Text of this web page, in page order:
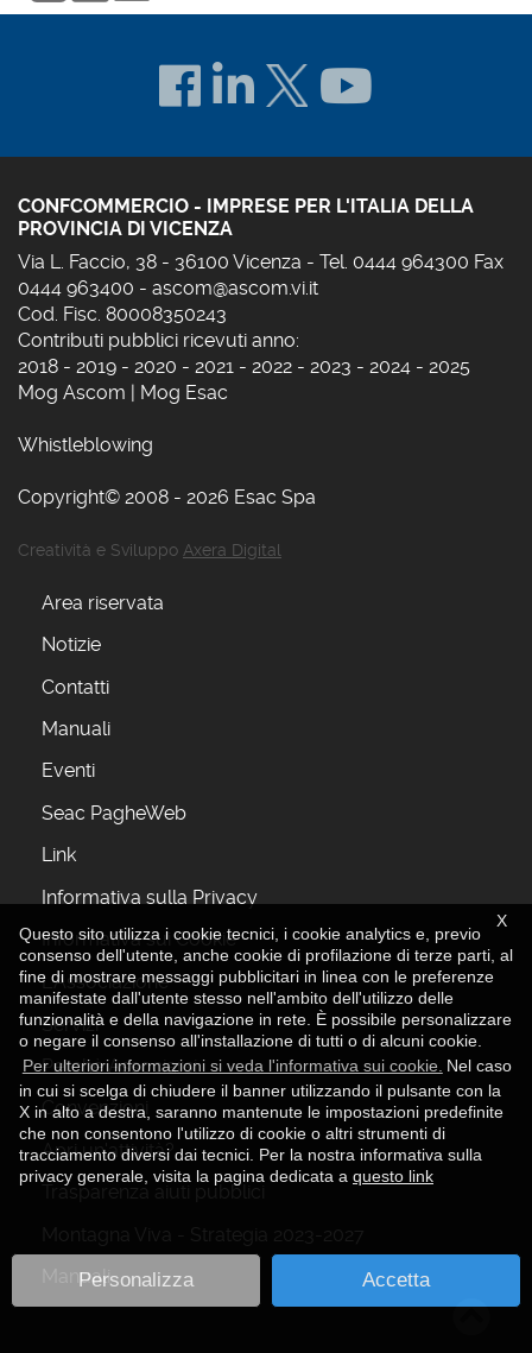
X
Questo sito utilizza i cookie tecnici, i cookie analytics e, previo
consenso dell'utente, anche cookie di profilazione di terze parti, al
fine di mostrare messaggi pubblicitari in linea con le preferenze
manifestate dall'utente stesso nell'ambito dell'utilizzo delle
funzionalità e della navigazione in rete. È possibile personalizzare
o negare il consenso all'installazione di tutti o di alcuni cookie.
Per ulteriori informazioni si veda l'informativa sui cookie. Nel caso
in cui si scelga di chiudere il banner utilizzando il pulsante con la
X in alto a destra, saranno mantenute le impostazioni predefinite
che non consentono l'utilizzo di cookie o altri strumenti di
tracciamento diversi dai tecnici. Per la nostra informativa sulla
privacy generale, visita la pagina dedicata a questo link
Personalizza Accetta
CONFCOMMERCIO - IMPRESE PER L'ITALIA DELLA
PROVINCIA DI VICENZA
Via L. Faccio, 38 - 36100 Vicenza - Tel. 0444 964300 Fax
0444 963400 - ascom@ascom.vi.it
Cod. Fisc. 80008350243
Contributi pubblici ricevuti anno:
2018 - 2019 - 2020 - 2021 - 2022 - 2023 - 2024 - 2025
Mog Ascom | Mog Esac
Whistleblowing
Copyright© 2008 - 2026 Esac Spa
Creatività e Sviluppo Axera Digital
Area riservata
Notizie
Contatti
Manuali
Eventi
Seac PagheWeb
Link
Informativa sulla Privacy
Informativa sui Cookie
L'Associazione
Servizi
Perchè Associarsi
Convenzioni
Apri un'attività?
Trasparenza aiuti pubblici
Manuali